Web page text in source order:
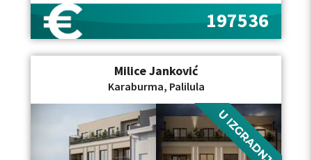
197536
Milice Janković
Karaburma, Palilula